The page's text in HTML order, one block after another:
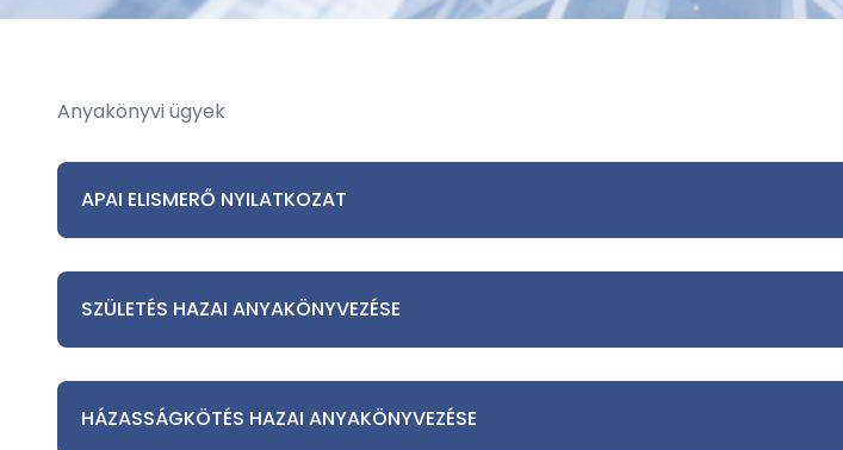
Anyakönyvi ügyek
APAI ELISMERŐ NYILATKOZAT
SZÜLETÉS HAZAI ANYAKÖNYVEZÉSE
HÁZASSÁGKÖTÉS HAZAI ANYAKÖNYVEZÉSE